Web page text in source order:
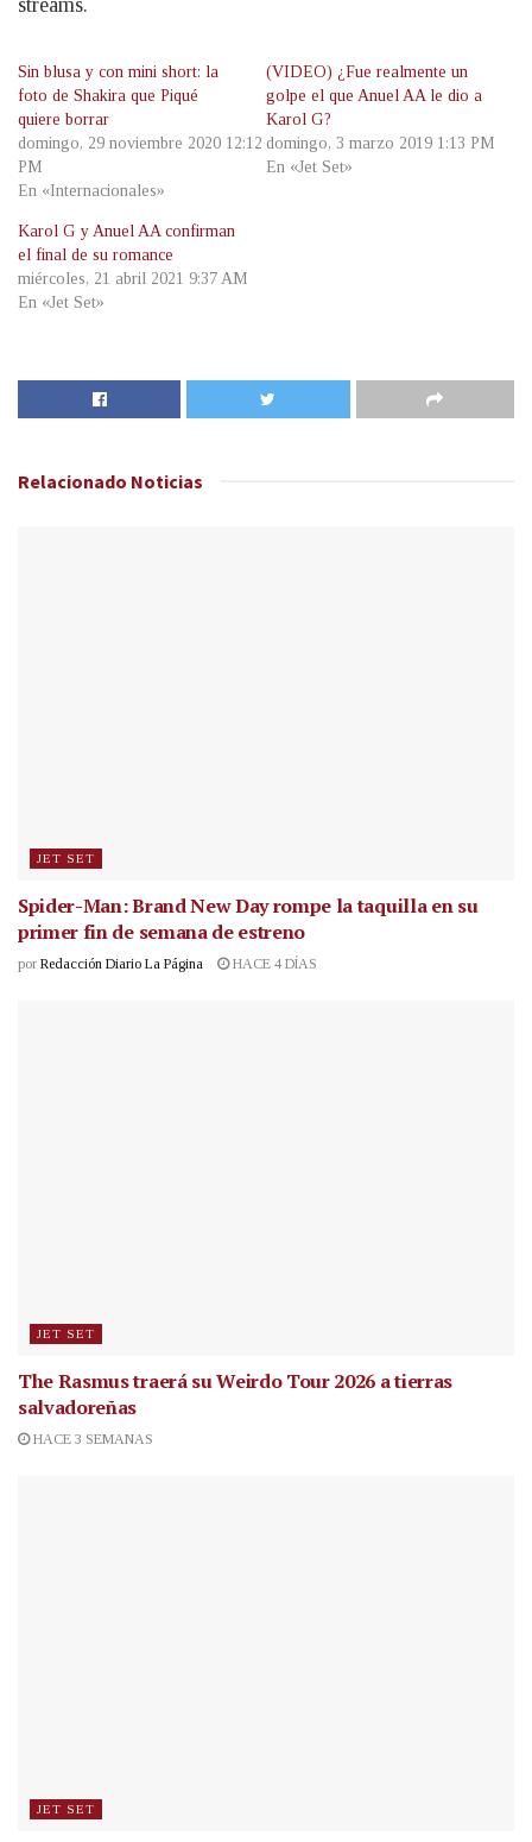
streams.
Sin blusa y con mini short: la
foto de Shakira que Piqué
quiere borrar
domingo, 29 noviembre 2020 12:12
PM
En «Internacionales»
(VIDEO) ¿Fue realmente un
golpe el que Anuel AA le dio a
Karol G?
domingo, 3 marzo 2019 1:13 PM
En «Jet Set»
Karol G y Anuel AA confirman
el final de su romance
miércoles, 21 abril 2021 9:37 AM
En «Jet Set»
Relacionado Noticias
JET SET
Spider-Man: Brand New Day rompe la taquilla en su
primer fin de semana de estreno
por Redacción Diario La Página HACE 4 DÍAS
JET SET
The Rasmus traerá su Weirdo Tour 2026 a tierras
salvadoreñas
HACE 3 SEMANAS
JET SET